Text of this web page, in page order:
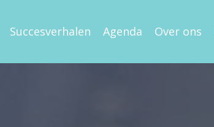
Succesverhalen Agenda Over ons